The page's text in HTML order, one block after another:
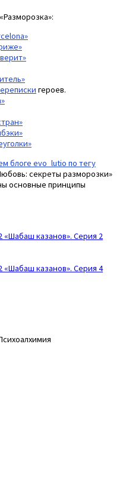
героев.
блоге evo_lutio по тегу
секреты разморозки»
основные принципы
«Шабаш казанов». Серия 2
«Шабаш казанов». Серия 4